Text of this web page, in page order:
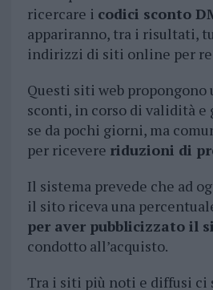
ricercare i codici sconto
appariranno, tra i risultati,
indirizzi di siti online per
Questi siti web propongono
sconti, in corso di validità e
se da pochi giorni, ma
per ricevere riduzioni di
Il sistema prevede che ad
il sito riceva una
per aver pubblicizzato il
condotto all’acquisto.
Tra i siti più noti e diffusi ci